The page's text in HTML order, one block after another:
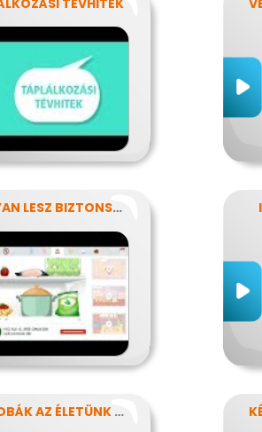
HOGYAN LESZ BIZTONSÁGOS, AMIT MEGESZEL?
MIKROBÁK AZ ÉLETÜNK SZÁMOS TERÜLETÉN